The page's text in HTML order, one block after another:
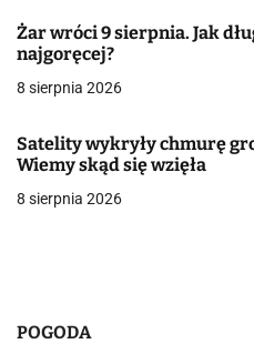
a
w
i
s
Żar wróci 9 sierpnia. Jak
najgoręcej?
8 sierpnia 2026
Satelity wykryły chmurę
Wiemy skąd się wzięła
8 sierpnia 2026
POGODA